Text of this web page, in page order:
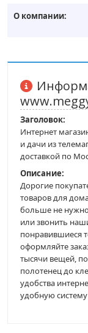
О компании:
Заголовок:
Интернет
и дачи из
доставкой по
Описание:
Дорогие
товаров для
больше не нужно
или звонить
понравившиеся
оформляйте
тысячи вещей,
полотенец до
удобства
удобную